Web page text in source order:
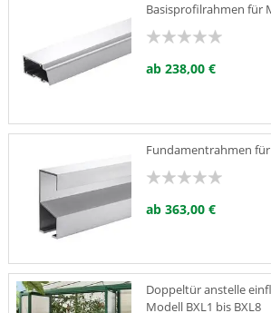
Basisprofilrahmen für
ab 238,00 €
Fundamentrahmen
ab 363,00 €
Doppeltür anstelle
Modell BXL1 bis BXL8